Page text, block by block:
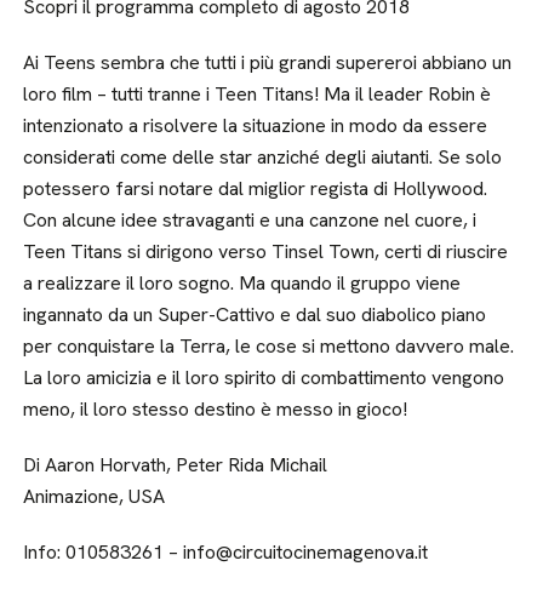
Scopri il programma completo di agosto 2018
Ai Teens sembra che tutti i più grandi supereroi abbiano un
loro film – tutti tranne i Teen Titans! Ma il leader Robin è
intenzionato a risolvere la situazione in modo da essere
considerati come delle star anziché degli aiutanti. Se solo
potessero farsi notare dal miglior regista di Hollywood.
Con alcune idee stravaganti e una canzone nel cuore, i
Teen Titans si dirigono verso Tinsel Town, certi di riuscire
a realizzare il loro sogno. Ma quando il gruppo viene
ingannato da un Super-Cattivo e dal suo diabolico piano
per conquistare la Terra, le cose si mettono davvero male.
La loro amicizia e il loro spirito di combattimento vengono
meno, il loro stesso destino è messo in gioco!
Di Aaron Horvath, Peter Rida Michail
Animazione, USA
Info: 010583261 – info@circuitocinemagenova.it